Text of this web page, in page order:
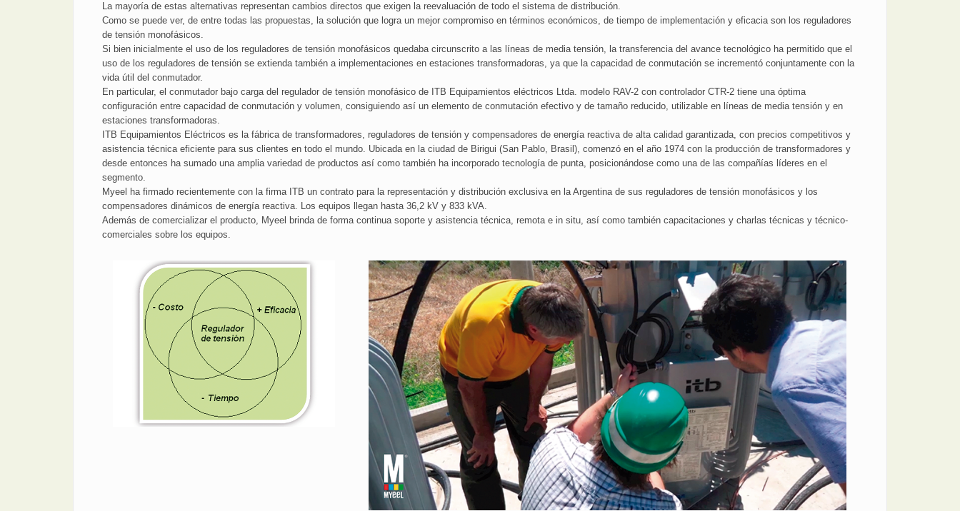
La mayoría de estas alternativas representan cambios directos que exigen la reevaluación de todo el sistema de distribución.
Como se puede ver, de entre todas las propuestas, la solución que logra un mejor compromiso en términos económicos, de tiempo de implementación y eficacia son los reguladores
de tensión monofásicos.
Si bien inicialmente el uso de los reguladores de tensión monofásicos quedaba circunscrito a las líneas de media tensión, la transferencia del avance tecnológico ha permitido que el
uso de los reguladores de tensión se extienda también a implementaciones en estaciones transformadoras, ya que la capacidad de conmutación se incrementó conjuntamente con la
vida útil del conmutador.
En particular, el conmutador bajo carga del regulador de tensión monofásico de ITB Equipamientos eléctricos Ltda. modelo RAV-2 con controlador CTR-2 tiene una óptima
configuración entre capacidad de conmutación y volumen, consiguiendo así un elemento de conmutación efectivo y de tamaño reducido, utilizable en líneas de media tensión y en
estaciones transformadoras.
ITB Equipamientos Eléctricos es la fábrica de transformadores, reguladores de tensión y compensadores de energía reactiva de alta calidad garantizada, con precios competitivos y
asistencia técnica eficiente para sus clientes en todo el mundo. Ubicada en la ciudad de Birigui (San Pablo, Brasil), comenzó en el año 1974 con la producción de transformadores y
desde entonces ha sumado una amplia variedad de productos así como también ha incorporado tecnología de punta, posicionándose como una de las compañías líderes en el
segmento.
Myeel ha firmado recientemente con la firma ITB un contrato para la representación y distribución exclusiva en la Argentina de sus reguladores de tensión monofásicos y los
compensadores dinámicos de energía reactiva. Los equipos llegan hasta 36,2 kV y 833 kVA.
Además de comercializar el producto, Myeel brinda de forma continua soporte y asistencia técnica, remota e in situ, así como también capacitaciones y charlas técnicas y técnico-
comerciales sobre los equipos.